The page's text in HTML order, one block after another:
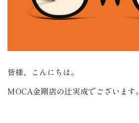
皆様、こんにちは。
MOCA金剛店の辻実成でございます。